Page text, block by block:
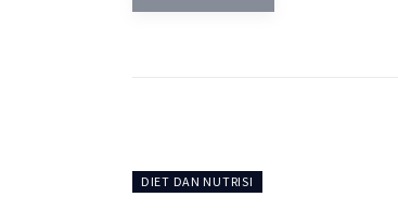
DIET DAN NUTRISI